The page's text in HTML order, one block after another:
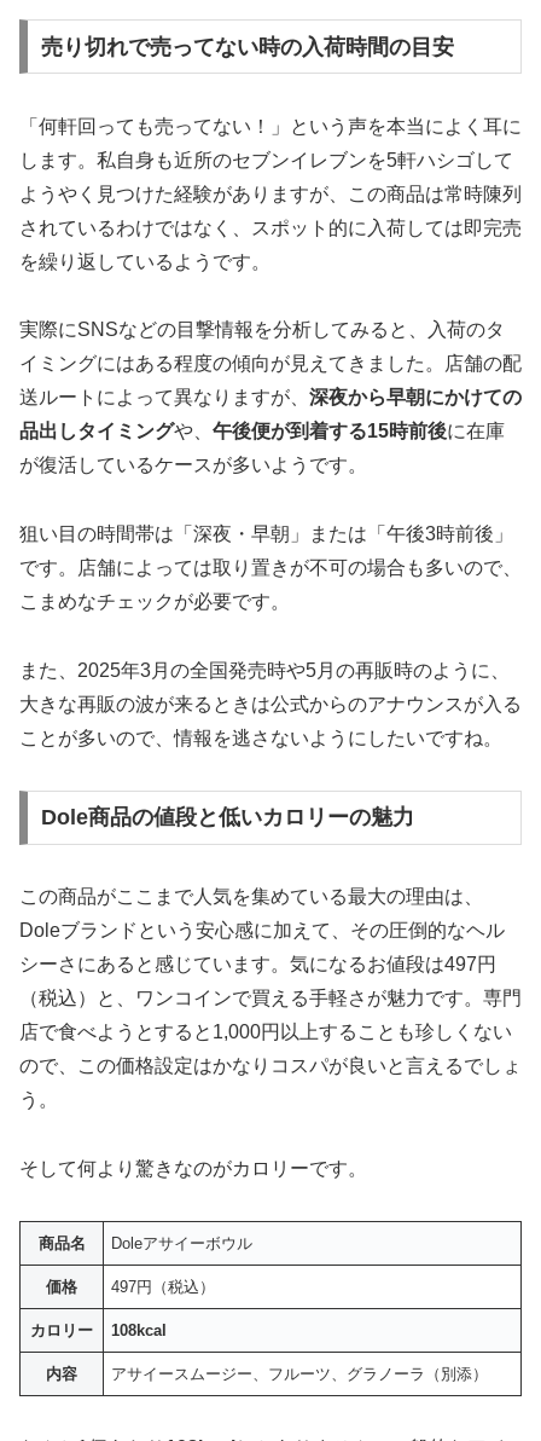
売り切れで売ってない時の入荷時間の目安
「何軒回っても売ってない！」という声を本当によく耳に
します。私自身も近所のセブンイレブンを5軒ハシゴして
ようやく見つけた経験がありますが、この商品は常時陳列
されているわけではなく、スポット的に入荷しては即完売
を繰り返しているようです。
実際にSNSなどの目撃情報を分析してみると、入荷のタ
イミングにはある程度の傾向が見えてきました。店舗の配
送ルートによって異なりますが、 深夜から早朝にかけての
品出しタイミングや、 午後便が到着する15時前後に在庫
が復活しているケースが多いようです。
狙い目の時間帯は「深夜・早朝」または「午後3時前後」
です。店舗によっては取り置きが不可の場合も多いので、
こまめなチェックが必要です。
また、2025年3月の全国発売時や5月の再販時のように、
大きな再販の波が来るときは公式からのアナウンスが入る
ことが多いので、情報を逃さないようにしたいですね。
Dole商品の値段と低いカロリーの魅力
この商品がここまで人気を集めている最大の理由は、
Doleブランドという安心感に加えて、その圧倒的なヘル
シーさにあると感じています。気になるお値段は497円
（税込）
と、ワンコインで買える手軽さが魅力です。専門
店で食べようとすると1,000円以上することも珍しくない
ので、この価格設定はかなりコスパが良いと言えるでしょ
う。
そして何より驚きなのがカロリーです。
商品名 Doleアサイーボウル
価格 497円（税込）
カロリー 108kcal
内容 アサイースムージー、フルーツ、グラノーラ（別添）